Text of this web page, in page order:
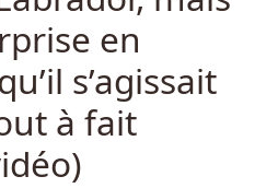
Guides
en
s’agissait
à fait